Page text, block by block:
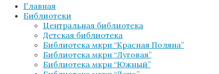
Главная
Библиотеки
Центральная библиотека
Детская библиотека
Библиотека мкрн “Красная Поляна”
Библиотека мкрн “Луговая”
Библиотека мкрн “Южный”